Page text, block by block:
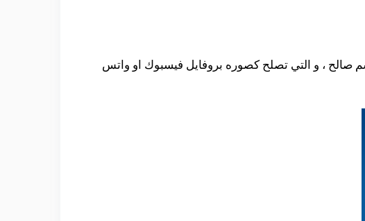
، و التي تصلح كصوره بروفايل فيسبوك او واتس